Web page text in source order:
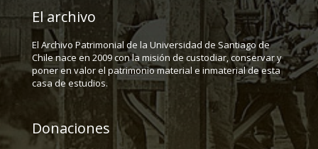
El archivo
El Archivo Patrimonial de la Universidad de Santiago de
Chile nace en 2009 con la misión de custodiar, conservar y
poner en valor el patrimonio material e inmaterial de esta
casa de estudios.
Donaciones